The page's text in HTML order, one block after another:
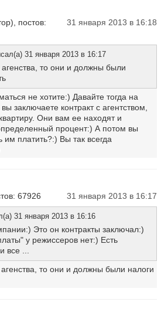
постов:
31 января 2013 в 16:18
31 января 2013 в 16:17
агенства, то они и должны были
не хотите:) Давайте тогда на
заключаете контракт с агентством,
Они вам ее находят и
процент:) А потом вы
им платить?:) Вы так всегда
67926 31 января 2013 в 16:17
31 января 2013 в 16:16
Это он контракты заключал:)
у режиссеров нет:) Есть
все ...
агенства, то они и должны были налоги